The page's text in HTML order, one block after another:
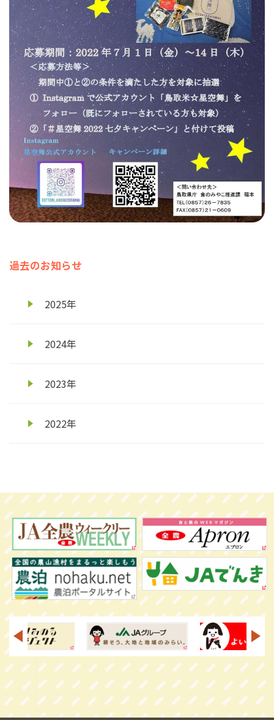
過去のお知らせ
2025年
2024年
2023年
2022年